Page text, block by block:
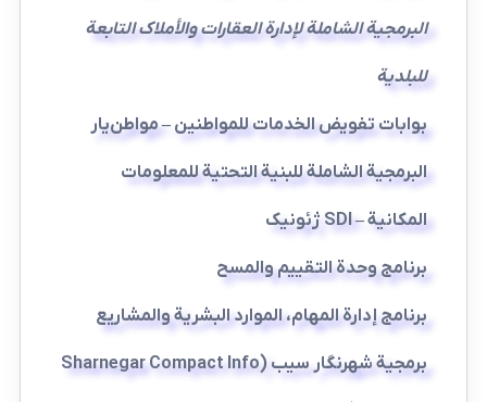
البرمجية الشاملة لإدارة العقارات والأملاك التابعة
للبلدية
بوابات تفويض الخدمات للمواطنين – مواطن‌يار
البرمجية الشاملة للبنية التحتية للمعلومات
المكانية – SDI ژئونیک
برنامج وحدة التقييم والمسح
برنامج إدارة المهام، الموارد البشرية والمشاريع
برمجية شهرنگار سيب (Sharnegar Compact Info